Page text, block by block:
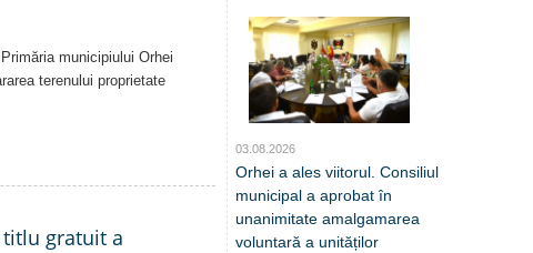
municipiului Orhei
terenului proprietate
gratuit a
03.08.2026
Orhei a ales viitorul. Consiliul
municipal a aprobat în
unanimitate amalgamarea
voluntară a unităților